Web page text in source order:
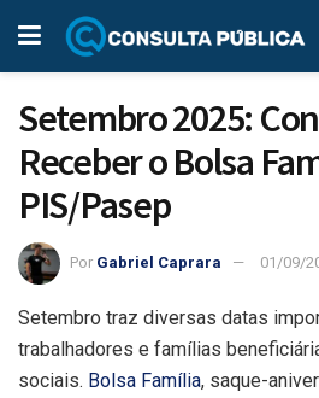
Setembro 2025:
Receber o Bolsa
PIS/Pasep
Por Gabriel Caprara 01/09/
Setembro traz diversas datas
trabalhadores e famílias
sociais. Bolsa Família, saque-